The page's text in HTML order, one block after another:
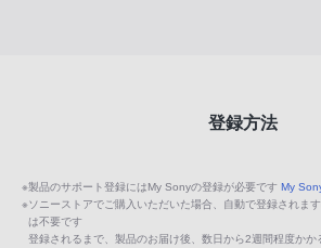
登録方法
※製品のサポート登録にはMy Sonyの登録が必要です My
※ソニーストアでご購入いただいた場合、自動で登録されま
は不要です
登録されるまで、製品のお届け後、数日から2週間程度かか